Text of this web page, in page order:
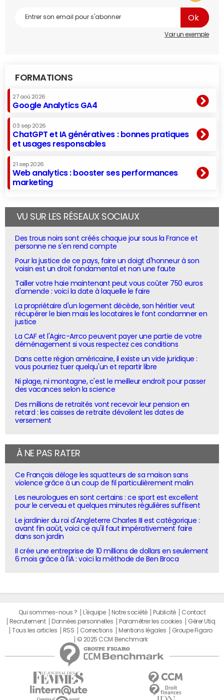
Voir un exemple
FORMATIONS
27 aoû 2026
Google Analytics GA4
03 sep 2026
ChatGPT et IA génératives : bonnes pratiques
et usages responsables
21 sep 2026
Web analytics : booster ses performances
marketing
VU SUR LES RÉSEAUX SOCIAUX
Des trous noirs sont créés chaque jour sous la France et
personne ne s'en rend compte
Pour la justice de ce pays, faire un doigt d'honneur à son
voisin est un droit fondamental et non une faute
Tailler votre haie maintenant peut vous coûter 750 euros
d'amende : voici la date à laquelle le faire
La propriétaire d'un logement décède, son héritier veut
récupérer le bien mais les locataires le font condamner en
justice
La CAF et l'Agirc-Arrco peuvent payer une partie de votre
déménagement si vous respectez ces conditions
Dans cette région américaine, il existe un vide juridique :
vous pourriez tuer quelqu'un et repartir libre
Ni plage, ni montagne, c'est le meilleur endroit pour passer
des vacances selon la science
Des millions de retraités vont recevoir leur pension en
retard : les caisses de retraite dévoilent les dates de
versement
À NE PAS RATER
Ce Français déloge les squatteurs de sa maison sans
violence grâce à un coup de fil particulièrement malin
Les neurologues en sont certains : ce sport est excellent
pour le cerveau et quelques minutes régulières suffisent
Le jardinier du roi d'Angleterre Charles III est catégorique :
avant fin août, voici ce qu'il faut impérativement faire
dans son jardin
Il crée une entreprise de 10 millions de dollars en seulement
6 mois grâce à l'IA : voici la méthode de Ben Broca
Qui sommes-nous ? L'équipe Notre société Publicité
Contact
Recrutement
Données personnelles Paramétrer les cookies
Gérer Utiq
Tous les articles
RSS Corrections Mentions légales
Groupe Figaro
© 2025 CCM Benchmark